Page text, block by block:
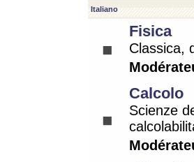
Italiano
Fisica
Classica,
Calcolo
Scienze